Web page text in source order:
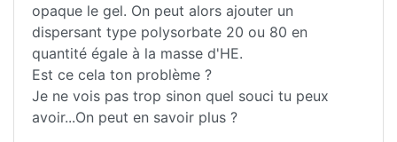
opaque le gel. On peut alors ajouter un
dispersant type polysorbate 20 ou 80 en
quantité égale à la masse d'HE.
Est ce cela ton problème ?
Je ne vois pas trop sinon quel souci tu peux
avoir...On peut en savoir plus ?